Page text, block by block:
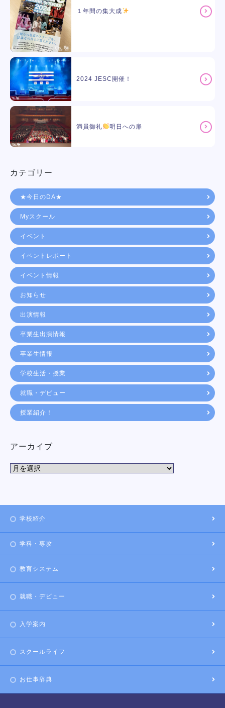
１年間の集大成
2024 JESC開催！
満員御礼 明日への扉
カテゴリー
★今日のDA★
Myスクール
イベント
イベントレポート
イベント情報
お知らせ
出演情報
卒業生出演情報
卒業生情報
学校生活・授業
就職・デビュー
授業紹介！
アーカイブ
学校紹介
学科・専攻
教育システム
就職・デビュー
入学案内
スクールライフ
お仕事辞典